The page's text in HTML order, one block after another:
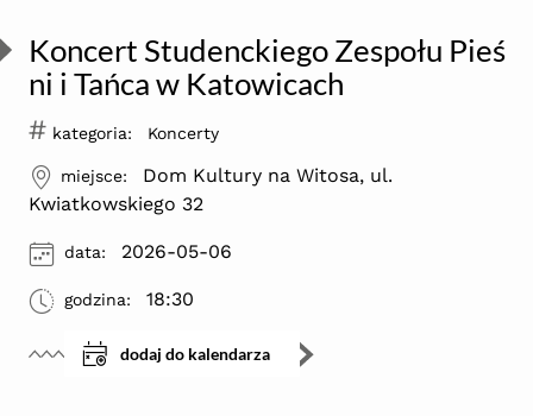
Koncert Studenckiego Zespołu Pieś
ni i Tańca w Katowicach
dodaj do kalendarza
# kategoria: Koncerty
ikona
miejsce:
Dom Kultury na Witosa, ul.
Kwiatkowskiego 32
ikona
data: 2026-05-06
ikona
godzina: 18:30